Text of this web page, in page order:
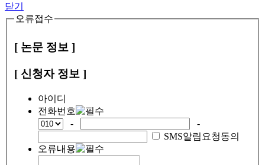
닫기
오류접수
[ 논문 정보 ]
[ 신청자 정보 ]
아이디
전화번호
-
-
SMS알림요청동의
오류내용